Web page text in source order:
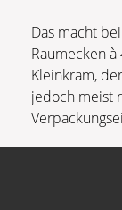
Das macht
Raumecken
Kleinkram,
jedoch meist
Tacker-